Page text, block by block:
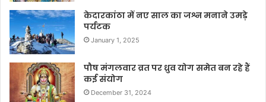
केदारकांठा में नए साल का जश्न मनाने उमड़े
पर्यटक
January 1, 2025
पौष मंगलवार व्रत पर ध्रुव योग समेत बन रहे हैं
कई संयोग
December 31, 2024